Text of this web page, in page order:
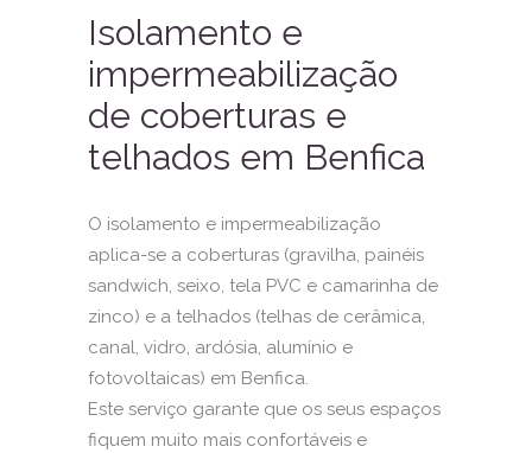
Isolamento e
impermeabilização
de coberturas e
telhados em Benfica
O isolamento e impermeabilização
aplica-se a coberturas (gravilha, painéis
sandwich, seixo, tela PVC e camarinha de
zinco) e a telhados (telhas de cerâmica,
canal, vidro, ardósia, alumínio e
fotovoltaicas) em Benfica.
Este serviço garante que os seus espaços
fiquem muito mais confortáveis e